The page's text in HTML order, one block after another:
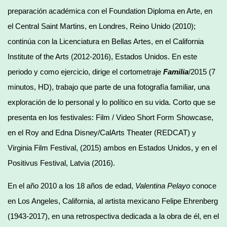
preparación académica con el Foundation Diploma en Arte, en
el Central Saint Martins, en Londres, Reino Unido (2010);
continúa con la Licenciatura en Bellas Artes, en el California
Institute of the Arts (2012-2016), Estados Unidos. En este
periodo y como ejercicio, dirige el cortometraje Familia/2015 (7
minutos, HD), trabajo que parte de una fotografía familiar, una
exploración de lo personal y lo político en su vida. Corto que se
presenta en los festivales: Film / Video Short Form Showcase,
en el Roy and Edna Disney/CalArts Theater (REDCAT) y
Virginia Film Festival, (2015) ambos en Estados Unidos, y en el
Positivus Festival, Latvia (2016).
En el año 2010 a los 18 años de edad, Valentina Pelayo conoce
en Los Angeles, California, al artista mexicano Felipe Ehrenberg
(1943-2017), en una retrospectiva dedicada a la obra de él, en el